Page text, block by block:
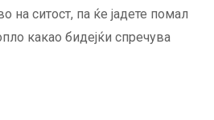
на ситост, па ќе јадете помал
какао бидејќи спречува